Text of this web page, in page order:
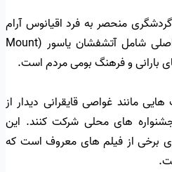
منحصر به فرد اقیانوس آرام
شناخته می شود. جاذبه های اصلی شامل آتشفشان یاسور (Mount
مانند غواصی قایقرانی دیدار از
های محلی شرکت کنند. این
برخی از فیلم های معروف است که